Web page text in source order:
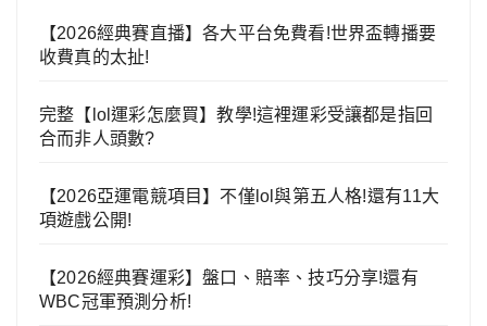
【2026經典賽直播】各大平台免費看!世界盃轉播要
收費真的太扯!
完整【lol運彩怎麼買】教學!這裡運彩受讓都是指回
合而非人頭數?
【2026亞運電競項目】不僅lol與第五人格!還有11大
項遊戲公開!
【2026經典賽運彩】盤口、賠率、技巧分享!還有
WBC冠軍預測分析!